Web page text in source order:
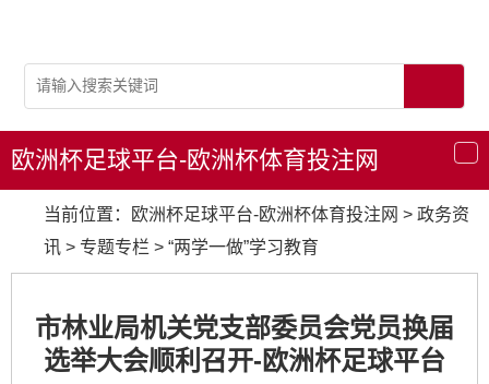
导
航
欧洲杯足球平台-欧洲杯体育投注网
当前位置： 欧洲杯足球平台-欧洲杯体育投注网 > 政务资
讯 > 专题专栏 > “两学一做”学习教育
市林业局机关党支部委员会党员换届
选举大会顺利召开-欧洲杯足球平台